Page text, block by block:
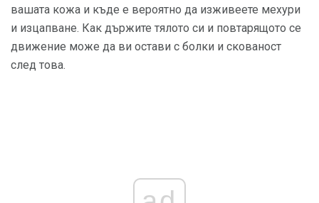
вашата кожа и къде е вероятно да изживеете мехури
и изцапване. Как държите тялото си и повтарящото се
движение може да ви остави с болки и скованост
след това.